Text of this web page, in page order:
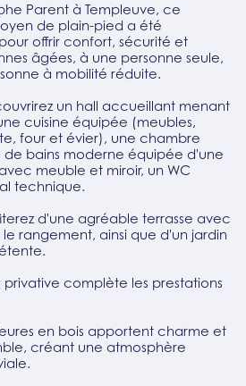
Parent à Templeuve, ce
de plain-pied a été
offrir confort, sécurité et
âgées, à une personne seule,
à mobilité réduite.
un hall accueillant menant
cuisine équipée (meubles,
four et évier), une chambre
bains moderne équipée d'une
meuble et miroir, un WC
technique.
d'une agréable terrasse avec
rangement, ainsi que d'un jardin
complète les prestations
en bois apportent charme et
créant une atmosphère